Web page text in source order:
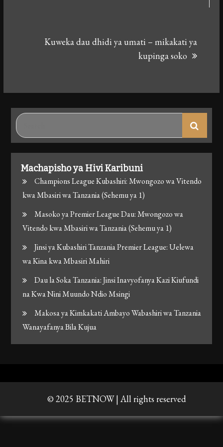
Kuweka dau dhidi ya umati – mikakati ya
kupinga soko
Search
for:
Machapisho ya Hivi Karibuni
Champions League Kubashiri: Mwongozo wa Vitendo
kwa Mbasiri wa Tanzania (Sehemu ya 1)
Masoko ya Premier League Dau: Mwongozo wa
Vitendo kwa Mbasiri wa Tanzania (Sehemu ya 1)
Jinsi ya Kubashiri Tanzania Premier League: Uelewa
wa Kina kwa Mbasiri Mahiri
Dau la Soka Tanzania: Jinsi Inavyofanya Kazi Kiufundi
na Kwa Nini Muundo Ndio Msingi
Makosa ya Kimkakati Ambayo Wabashiri wa Tanzania
Wanayafanya Bila Kujua